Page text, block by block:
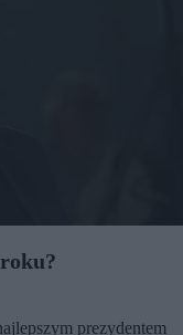
prezydentem